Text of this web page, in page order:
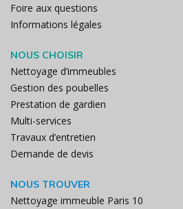
Foire aux questions
Informations légales
NOUS CHOISIR
Nettoyage d’immeubles
Gestion des poubelles
Prestation de gardien
Multi-services
Travaux d’entretien
Demande de devis
NOUS TROUVER
Nettoyage immeuble Paris 10